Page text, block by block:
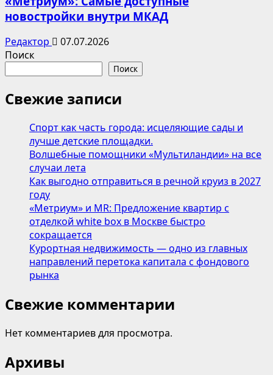
новостройки внутри МКАД
Редактор
07.07.2026
Поиск
Поиск
Свежие записи
Спорт как часть города: исцеляющие сады и
лучше детские площадки.
Волшебные помощники «Мультиландии» на все
случаи лета
Как выгодно отправиться в речной круиз в 2027
году
«Метриум» и MR: Предложение квартир с
отделкой white box в Москве быстро
сокращается
Курортная недвижимость — одно из главных
направлений перетока капитала с фондового
рынка
Свежие комментарии
Нет комментариев для просмотра.
Архивы